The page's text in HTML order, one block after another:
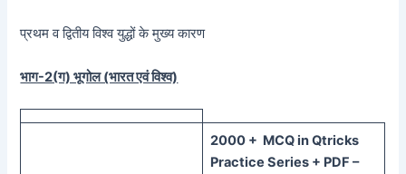
प्रथम व द्वितीय विश्व युद्धों के मुख्य कारण
भाग-2(ग) भूगोल (भारत एवं विश्व)
2000 + MCQ in Qtricks
Practice Series + PDF –